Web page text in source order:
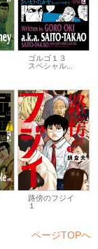
ゴルゴ１３
スペシャル...
路傍のフジイ
１
ページTOPへ